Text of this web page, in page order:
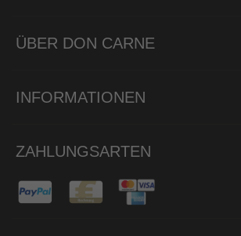
ÜBER DON CARNE
INFORMATIONEN
ZAHLUNGSARTEN